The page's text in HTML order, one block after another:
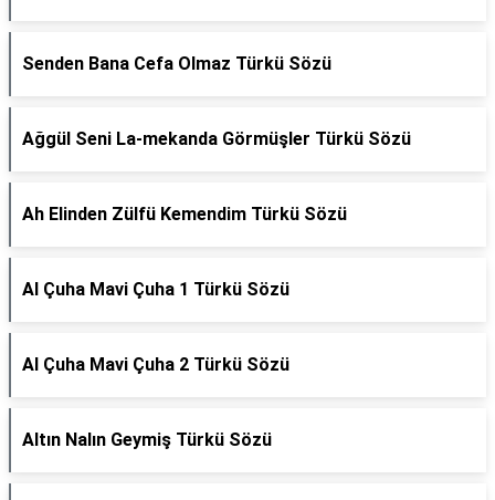
Senden Bana Cefa Olmaz Türkü Sözü
Ağgül Seni La-mekanda Görmüşler Türkü Sözü
Ah Elinden Zülfü Kemendim Türkü Sözü
Al Çuha Mavi Çuha 1 Türkü Sözü
Al Çuha Mavi Çuha 2 Türkü Sözü
Altın Nalın Geymiş Türkü Sözü